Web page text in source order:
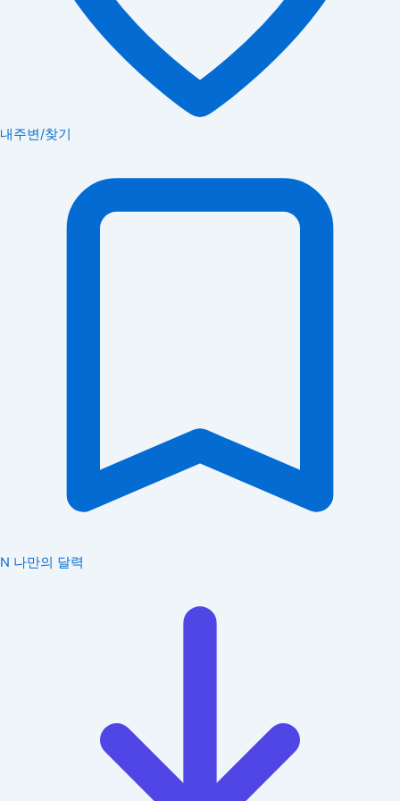
내주변/찾기
N 나만의 달력